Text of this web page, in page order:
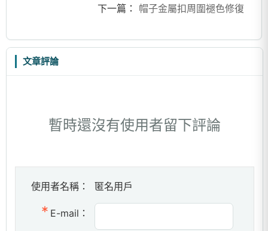
下一篇： 帽子金屬扣周圍褪色修復
文章評論
暫時還沒有使用者留下評論
使用者名稱： 匿名用戶
E-mail：